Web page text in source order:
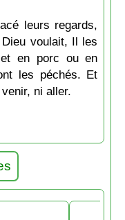
leurs regards,
voulait, Il les
en porc ou en
les péchés. Et
ni aller.